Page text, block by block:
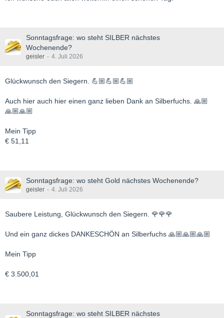
Sonntagsfrage: wo steht SILBER nächstes
Wochenende?
geisler 4. Juli 2026
Glückwunsch den Siegern. 💪🏼💪🏼💪🏼
Auch hier auch hier einen ganz lieben Dank an Silberfuchs. 🙏🏼
🙏🏼🙏🏼
Mein Tipp
€ 51,11
Sonntagsfrage: wo steht Gold nächstes Wochenende?
geisler 4. Juli 2026
Saubere Leistung, Glückwunsch den Siegern. 🌹🌹🌹
Und ein ganz dickes DANKESCHÖN an Silberfuchs 🙏🏼🙏🏼🙏🏼
Mein Tipp
€ 3.500,01
Sonntagsfrage: wo steht SILBER nächstes